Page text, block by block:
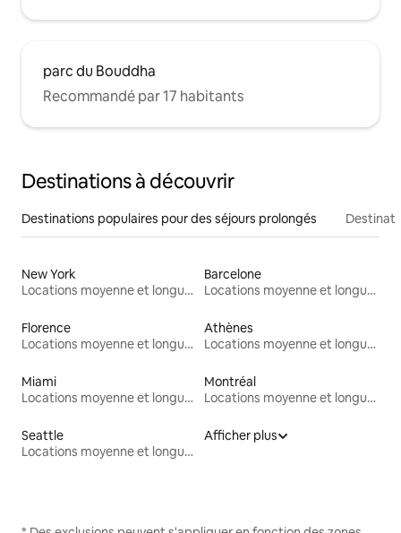
parc du Bouddha
Recommandé par 17 habitants
Destinations à découvrir
Destinations populaires pour des séjours prolongés
New York
Locations moyenne et longue durée
Barcelone
Locations moyenne et longue durée
Florence
Locations moyenne et longue durée
Athènes
Locations moyenne et longue durée
Miami
Locations moyenne et longue durée
Montréal
Locations moyenne et longue durée
Seattle
Locations moyenne et longue durée
Afficher plus